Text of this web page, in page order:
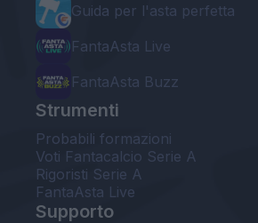
Guida per l'asta perfetta
FantaAsta Live
FantaAsta Buzz
Strumenti
Probabili formazioni
Voti Fantacalcio Serie A
Rigoristi Serie A
FantaAsta Live
Supporto